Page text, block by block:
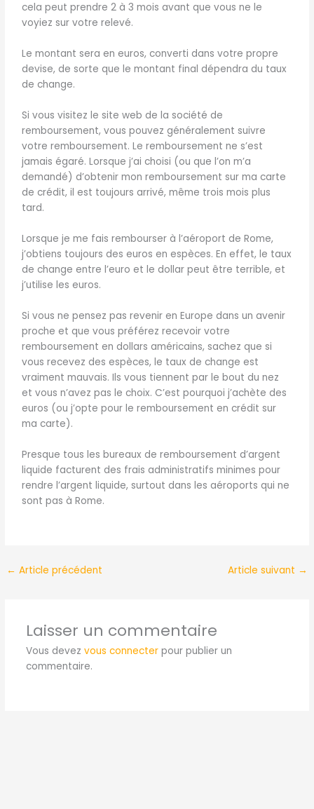
cela peut prendre 2 à 3 mois avant que vous ne le
voyiez sur votre relevé.
Le montant sera en euros, converti dans votre propre
devise, de sorte que le montant final dépendra du taux
de change.
Si vous visitez le site web de la société de
remboursement, vous pouvez généralement suivre
votre remboursement. Le remboursement ne s’est
jamais égaré. Lorsque j’ai choisi (ou que l’on m’a
demandé) d’obtenir mon remboursement sur ma carte
de crédit, il est toujours arrivé, même trois mois plus
tard.
Lorsque je me fais rembourser à l’aéroport de Rome,
j’obtiens toujours des euros en espèces. En effet, le taux
de change entre l’euro et le dollar peut être terrible, et
j’utilise les euros.
Si vous ne pensez pas revenir en Europe dans un avenir
proche et que vous préférez recevoir votre
remboursement en dollars américains, sachez que si
vous recevez des espèces, le taux de change est
vraiment mauvais. Ils vous tiennent par le bout du nez
et vous n’avez pas le choix. C’est pourquoi j’achète des
euros (ou j’opte pour le remboursement en crédit sur
ma carte).
Presque tous les bureaux de remboursement d’argent
liquide facturent des frais administratifs minimes pour
rendre l’argent liquide, surtout dans les aéroports qui ne
sont pas à Rome.
← Article précédent Article suivant →
Laisser un commentaire
Vous devez vous connecterpour publier un
commentaire.